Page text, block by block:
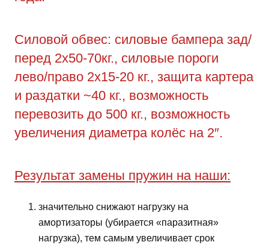
Силовой обвес: силовые бампера зад/
перед 2х50-70кг., силовые пороги
лево/право 2х15-20 кг., защита картера
и раздатки ~40 кг., возможность
перевозить до 500 кг., возможность
увеличения диаметра колёс на 2″.
Результат замены пружин на наши:
значительно снижают нагрузку на
амортизаторы (убирается «паразитная»
нагрузка), тем самым увеличивает срок